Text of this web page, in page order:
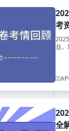
考
业、
AP
全